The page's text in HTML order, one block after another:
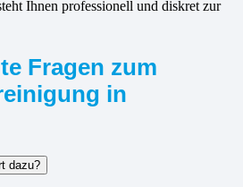
Ihnen professionell und diskret zur
Fragen zum
in
dazu?